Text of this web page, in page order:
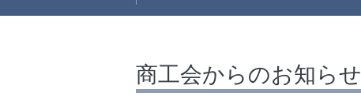
商工会からのお知らせ